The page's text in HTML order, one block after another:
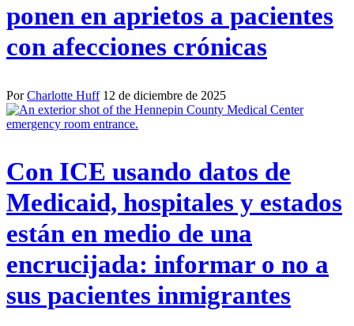
ponen en aprietos a pacientes
con afecciones crónicas
PorCharlotte Huff 12 de diciembre de 2025
Con ICE usando datos de
Medicaid, hospitales y estados
están en medio de una
encrucijada: informar o no a
sus pacientes inmigrantes